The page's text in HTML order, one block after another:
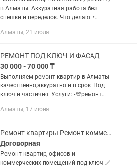
в Алматы. Аккуратная работа без
спешки и переделок. Что делаю: •
ремонт мебели • установка полок,
Алматы, 21 июля
РЕМОНТ ПОД КЛЮЧ И ФАСАД
30 000 - 70 000 ₸
Выполняем ремонт квартир в Алматы-
качественно,аккуратно и в срок. Под
ключ и частично. Услуги: -💯ремонт
Отделочные работы -💯Малярные
Алматы, 17 июня
Ремонт квартиры Ремонт коммерческих помещений Ремонт офиса
Договорная
Ремонт квартир, офисов и
коммерческих помещений под ключ ✅